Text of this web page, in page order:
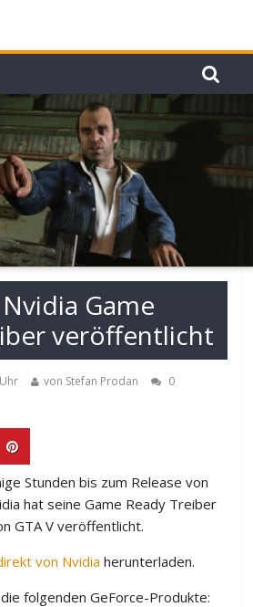
Nvidia Game
veröffentlicht
von Stefan Prodan
0
Stunden bis zum Release von
hat seine Game Ready Treiber
GTA V veröffentlicht.
von Nvidia herunterladen.
folgenden GeForce-Produkte: